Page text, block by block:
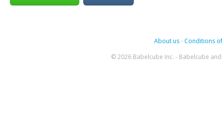
About us- Conditions
© 2026 Babelcube Inc. - Babelcube